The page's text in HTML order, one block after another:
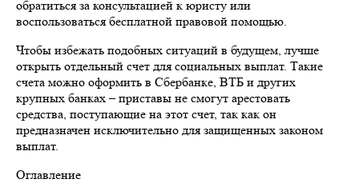
обратиться за консультацией к юристу или
воспользоваться бесплатной правовой помощью.
Чтобы избежать подобных ситуаций в будущем, лучше
открыть отдельный счет для социальных выплат. Такие
счета можно оформить в Сбербанке, ВТБ и других
крупных банках – приставы не смогут арестовать
средства, поступающие на этот счет, так как он
предназначен исключительно для защищенных законом
выплат.
Оглавление